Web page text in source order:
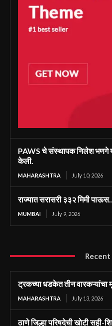
PAWS चे संस्थापक निलेश भणगे
केली.
MAHARASHTRA July 10, 2026
राज्यात सरासरी ३३२ मिमी पाऊस…
MUMBAI July 9, 2026
ट्रकच्या धडकेत तीन वारकऱ्यांचा
MAHARASHTRA July 13, 2026
ठाणे जिल्हा परिषदेची खोटी